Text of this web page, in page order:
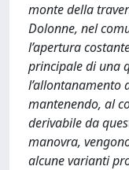
monte della
Dolonne, nel
l’apertura
principale di una
l’allontanamento
mantenendo, al
derivabile da
manovra,
alcune varianti